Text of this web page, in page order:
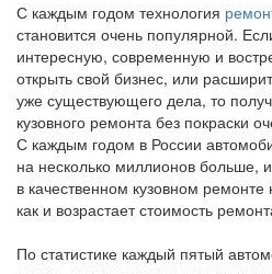
С каждым годом технология
становится очень популярной.
интересную, современную и
открыть свой бизнес, или
уже существующего дела, то
кузовного ремонта без покраски
С каждым годом в России
на несколько миллионов больше,
в качественном кузовном ремонте
как и возрастает стоимость
По статистике каждый пятый